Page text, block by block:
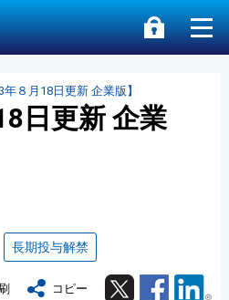
年８月18日更新 企業版】
日更新 企業
長期投与解禁
コピー Twitter Facebook